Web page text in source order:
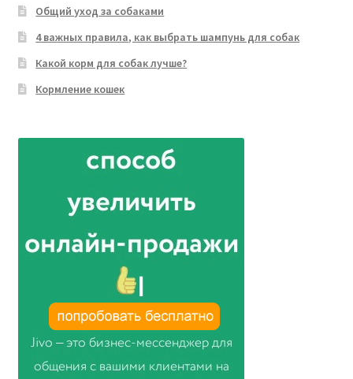
Общий уход за собаками
4 важных правила, как выбрать шампунь для собак
Какой корм для собак лучше?
Кормление кошек